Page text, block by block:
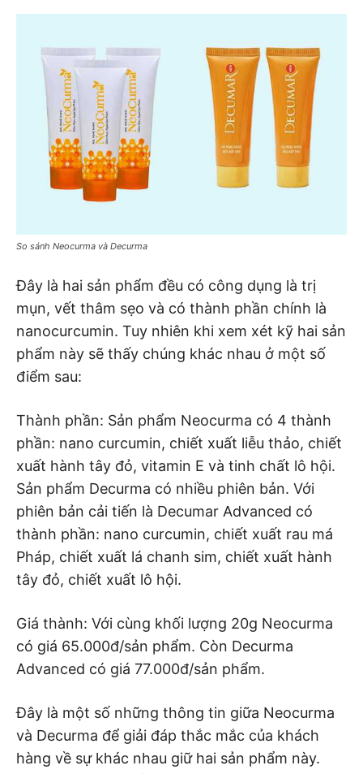
So sánh Neocurma và Decurma
Đây là hai sản phẩm đều có công dụng là trị
mụn, vết thâm sẹo và có thành phần chính là
nanocurcumin. Tuy nhiên khi xem xét kỹ hai sản
phẩm này sẽ thấy chúng khác nhau ở một số
điểm sau:
Thành phần: Sản phẩm Neocurma có 4 thành
phần: nano curcumin, chiết xuất liễu thảo, chiết
xuất hành tây đỏ, vitamin E và tinh chất lô hội.
Sản phẩm Decurma có nhiều phiên bản. Với
phiên bản cải tiến là Decumar Advanced có
thành phần: nano curcumin, chiết xuất rau má
Pháp, chiết xuất lá chanh sim, chiết xuất hành
tây đỏ, chiết xuất lô hội.
Giá thành: Với cùng khối lượng 20g Neocurma
có giá 65.000đ/sản phẩm. Còn Decurma
Advanced có giá 77.000đ/sản phẩm.
Đây là một số những thông tin giữa Neocurma
và Decurma để giải đáp thắc mắc của khách
hàng về sự khác nhau giữ hai sản phẩm này.